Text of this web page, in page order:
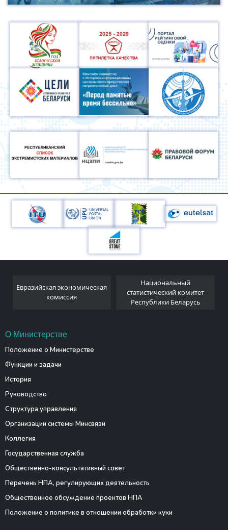
Евразийская экономическая
комиссия
Национальный
статистический комитет
Республики Беларусь
О Министерстве
Положение о Министерстве
Функции и задачи
История
Руководство
Структура управления
Организации системы Минсвязи
Коллегия
Государственная служба
Общественно-консультативный совет
Перечень НПА, регулирующих деятельность
Общественное обсуждение проектов НПА
Положение о политике в отношении обработки куки